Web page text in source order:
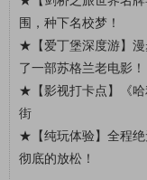
围，种下名校梦！
★【爱丁堡深度游】
了一部苏格兰老电影！
★【影视打卡点】《
街
★【纯玩体验】全程绝
彻底的放松！